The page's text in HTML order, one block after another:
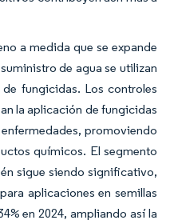
a medida que se expande
de agua se utilizan
fungicidas. Los controles
la aplicación de fungicidas
promoviendo
químicos. El segmento
sigue siendo significativo,
aplicaciones en semillas
en 2024, ampliando así la